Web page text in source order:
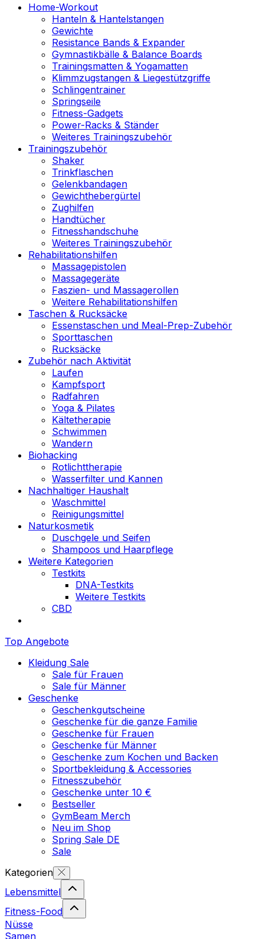
Home-Workout
Hanteln & Hantelstangen
Gewichte
Resistance Bands & Expander
Gymnastikbälle & Balance Boards
Trainingsmatten & Yogamatten
Klimmzugstangen & Liegestützgriffe
Schlingentrainer
Springseile
Fitness-Gadgets
Power-Racks & Ständer
Weiteres Trainingszubehör
Trainingszubehör
Shaker
Trinkflaschen
Gelenkbandagen
Gewichthebergürtel
Zughilfen
Handtücher
Fitnesshandschuhe
Weiteres Trainingszubehör
Rehabilitationshilfen
Massagepistolen
Massagegeräte
Faszien- und Massagerollen
Weitere Rehabilitationshilfen
Taschen & Rucksäcke
Essenstaschen und Meal-Prep-Zubehör
Sporttaschen
Rucksäcke
Zubehör nach Aktivität
Laufen
Kampfsport
Radfahren
Yoga & Pilates
Kältetherapie
Schwimmen
Wandern
Biohacking
Rotlichttherapie
Wasserfilter und Kannen
Nachhaltiger Haushalt
Waschmittel
Reinigungsmittel
Naturkosmetik
Duschgele und Seifen
Shampoos und Haarpflege
Weitere Kategorien
Testkits
DNA-Testkits
Weitere Testkits
CBD
Top Angebote
Kleidung Sale
Sale für Frauen
Sale für Männer
Geschenke
Geschenkgutscheine
Geschenke für die ganze Familie
Geschenke für Frauen
Geschenke für Männer
Geschenke zum Kochen und Backen
Sportbekleidung & Accessories
Fitnesszubehör
Geschenke unter 10 €
Bestseller
GymBeam Merch
Neu im Shop
Spring Sale DE
Sale
Kategorien
Lebensmittel
Fitness-Food
Nüsse
Samen